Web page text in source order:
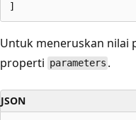
Untuk meneruskan nilai
properti parameters .
JSON